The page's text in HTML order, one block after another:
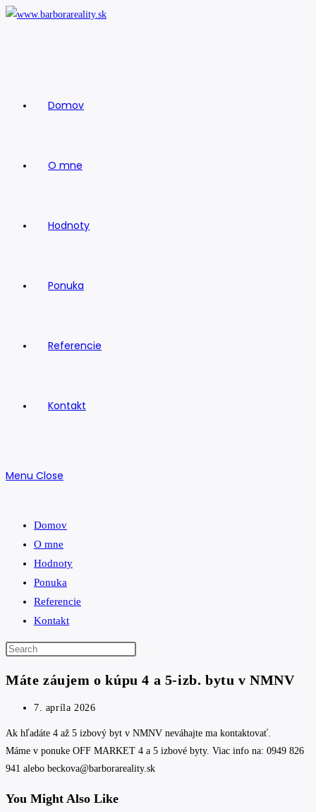
Skip
Domov
O mne
Hodnoty
Ponuka
Referencie
Kontakt
Menu Close
Domov
O mne
Hodnoty
Ponuka
Referencie
Kontakt
Search
website
Máte záujem o kúpu 4 a 5-izb. bytu v NMNV
Post
7. apríla 2026
Ak hľadáte 4 až 5 izbový byt v NMNV neváhajte ma kontaktovať.
Máme v ponuke OFF MARKET 4 a 5 izbové byty. Viac info na: 0949 826
941 alebo beckova@barborareality.sk
You Might Also Like